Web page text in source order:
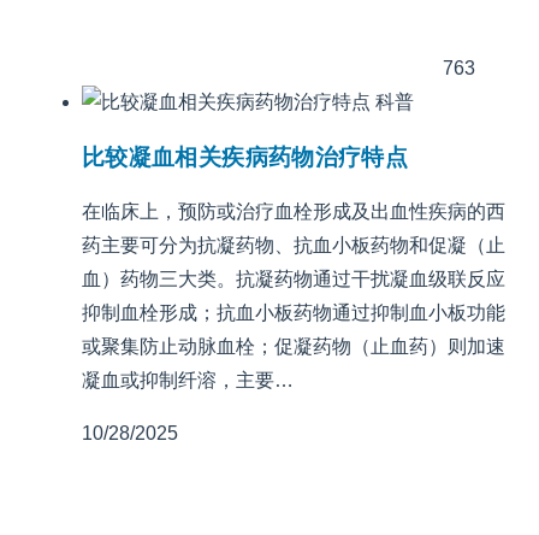
763
科普
比较凝血相关疾病药物治疗特点
在临床上，预防或治疗血栓形成及出血性疾病的西
药主要可分为抗凝药物、抗血小板药物和促凝（止
血）药物三大类。抗凝药物通过干扰凝血级联反应
抑制血栓形成；抗血小板药物通过抑制血小板功能
或聚集防止动脉血栓；促凝药物（止血药）则加速
凝血或抑制纤溶，主要…
10/28/2025